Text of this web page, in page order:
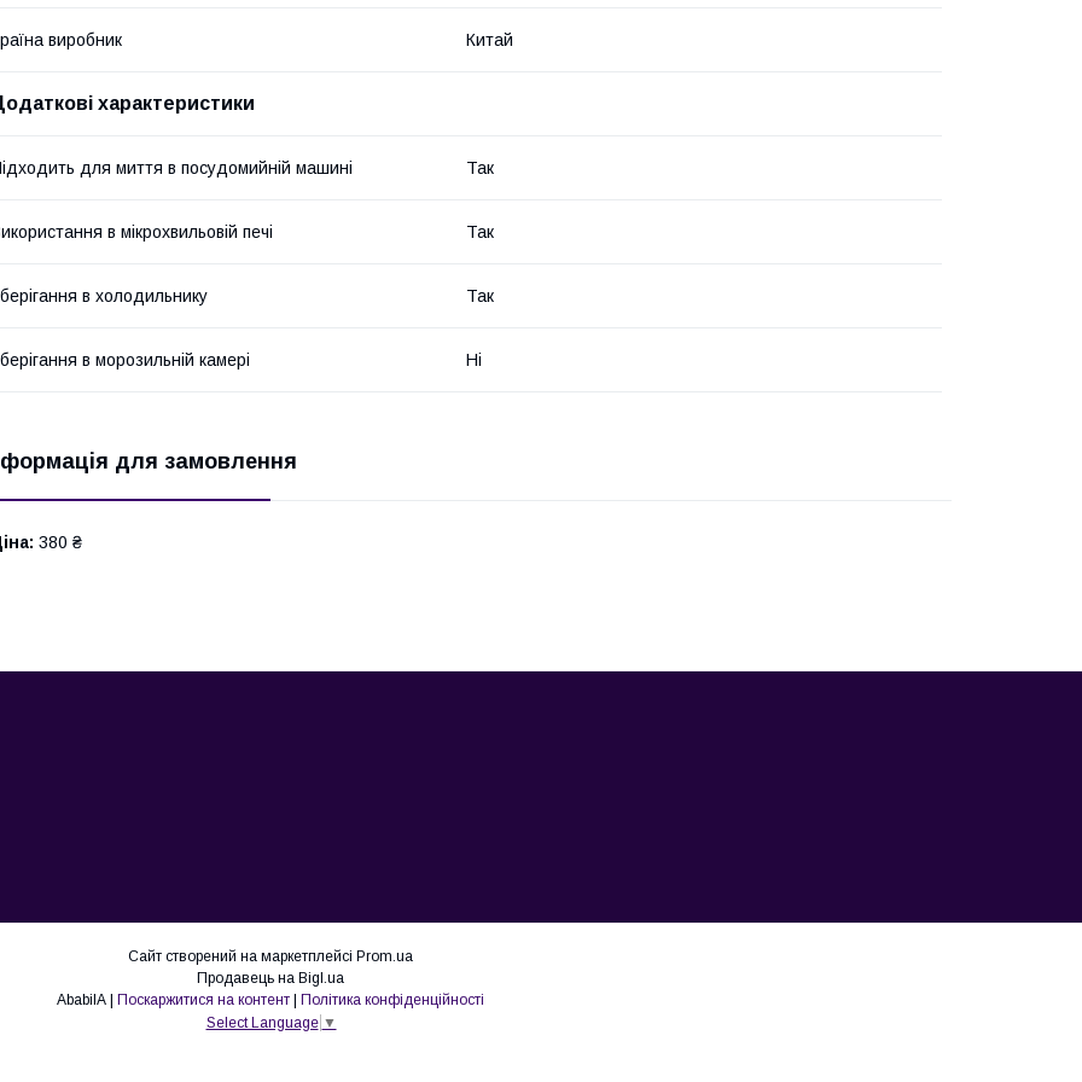
виробник Китай
характеристики
для миття в посудомийній машині Так
в мікрохвильовій печі Так
в холодильнику Так
в морозильній камері Ні
для замовлення
380 ₴
Сайт створений на маркетплейсі Prom.ua
Продавець на Bigl.ua
AbabilA | Поскаржитися на контент | Політика конфіденційності
Select Language ▼